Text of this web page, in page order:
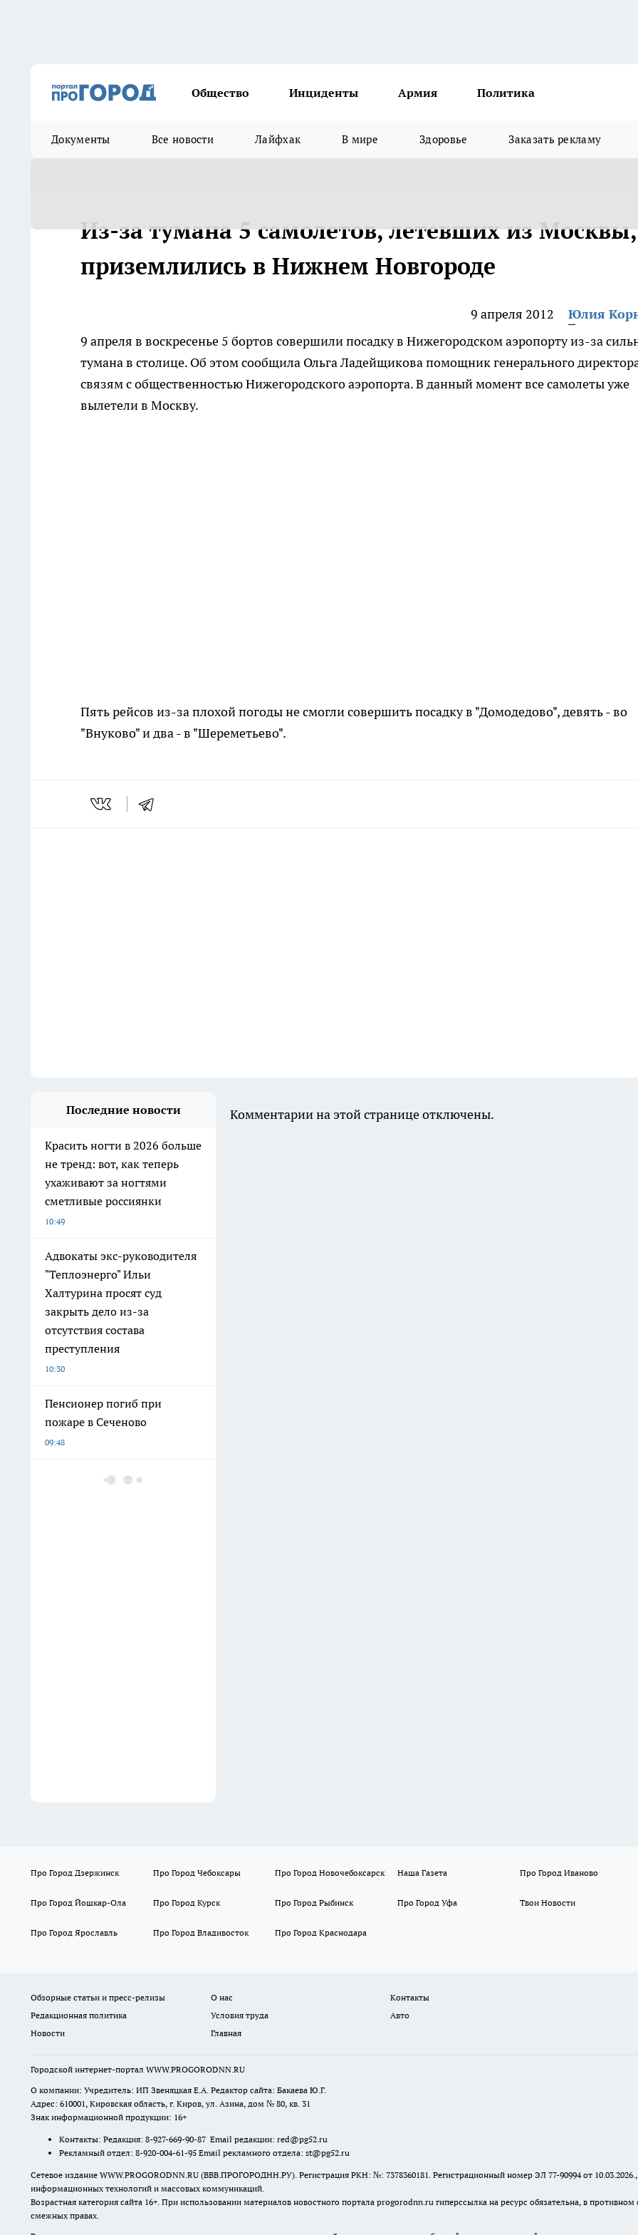
Общество Инциденты Армия Политика
Документы Все новости Лайфхак В мире Здоровье Заказать рекламу
Из-за тумана 5 самолетов, летевших из Москвы,
приземлились в Нижнем Новгороде
9 апреля 2012
Юлия
9 апреля в воскресенье 5 бортов совершили посадку в Нижегородском аэропорту из-за
тумана в столице. Об этом сообщила Ольга Ладейщикова помощник генерального
связям с общественностью Нижегородского аэропорта. В данный момент все самолеты уже
вылетели в Москву.
Пять рейсов из-за плохой погоды не смогли совершить посадку в "Домодедово", девять - во
"Внуково" и два - в "Шереметьево".
Последние новости
Красить ногти в 2026 больше
не тренд: вот, как теперь
ухаживают за ногтями
сметливые россиянки
10:49
Адвокаты экс-руководителя
"Теплоэнерго" Ильи
Халтурина просят суд
закрыть дело из-за
отсутствия состава
преступления
10:30
Пенсионер погиб при
пожаре в Сеченово
09:48
Емкости с химической
Комментарии на этой странице отключены.
Про Город Дзержинск Про Город Чебоксары Про Город Новочебоксарск Наша Газета Про Город Иваново
Про Город Йошкар-Ола Про Город Курск Про Город Рыбинск Про Город Уфа Твои Новости
Про Город Ярославль Про Город Владивосток Про Город Краснодара
Обзорные статьи и пресс-релизы О нас
Контакты
Редакционная политика
Условия труда
Авто
Новости
Главная
Городской интернет-портал WWW.PROGORODNN.RU
О компании: Учредитель: ИП Звеняцкая Е.А. Редактор сайта: Бакаева Ю.Г.
Адрес: 610001, Кировская область, г. Киров, ул. Азина, дом № 80, кв. 31
Знак информационной продукции: 16+
Контакты: Редакция: 8-927-669-90-87 Email редакции: red@pg52.ru
Рекламный отдел: 8-920-004-61-95 Email рекламного отдела: st@pg52.ru
Сетевое издание WWW.PROGORODNN.RU (ВВВ.ПРОГОРОДНН.РУ). Регистрация РКН: №: 7378360181. Регистрационный номер ЭЛ 77-90994 от
информационных технологий и массовых коммуникаций.
Возрастная категория сайта 16+. При использовании материалов новостного портала progorodnn.ru гиперссылка на ресурс обязательна, в противном
смежных правах.